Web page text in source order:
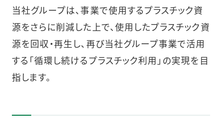
当社グループは、事業で使用するプラスチック資
源をさらに削減した上で、使用したプラスチック資
源を回収・再生し、再び当社グループ事業で活用
する「循環し続けるプラスチック利用」の実現を目
指します。